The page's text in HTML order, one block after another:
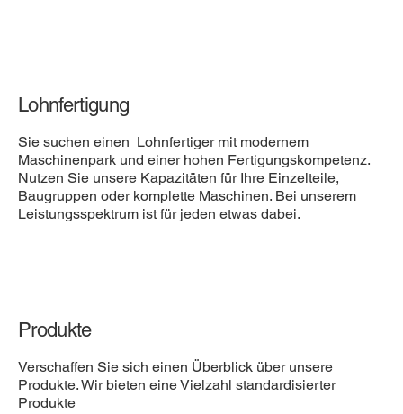
Lohnfertigung
Sie suchen einen Lohnfertiger mit modernem
Maschinenpark und einer hohen Fertigungskompetenz.
Nutzen Sie unsere Kapazitäten für Ihre Einzelteile,
Baugruppen oder komplette Maschinen. Bei unserem
Leistungsspektrum ist für jeden etwas dabei.
Produkte
Verschaffen Sie sich einen Überblick über unsere
Produkte. Wir bieten eine Vielzahl standardisierter
Produkte